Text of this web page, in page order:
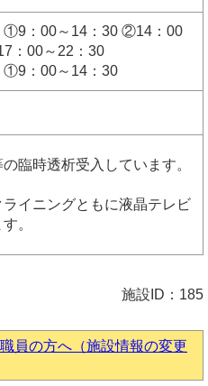
：00～14：30 ②14：00
：00～22：30
：00～14：30
臨時透析受入しています。
イニングともに液晶テレビ
。
施設ID：185
員の方へ（施設情報の変更